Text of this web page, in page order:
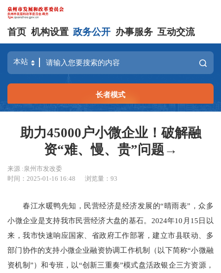
首页 机构设置 政务公开 办事服务 互动交流
长者模式
助力45000户小微企业！破解融
资“难、慢、贵”问题→
来源 :泉州市发改委
时间：2025-01-16 16:48
浏览量：93
春江水暖鸭先知，民营经济是经济发展的“晴雨表”，众多
小微企业是支持我市民营经济大盘的基石。2024年10月15日以
来，我市快速响应国家、省政府工作部署，建立市县联动、多
部门协作的支持小微企业融资协调工作机制（以下简称“小微融
资机制”）和专班，以“创新三重奏”模式盘活政银企三方资源，